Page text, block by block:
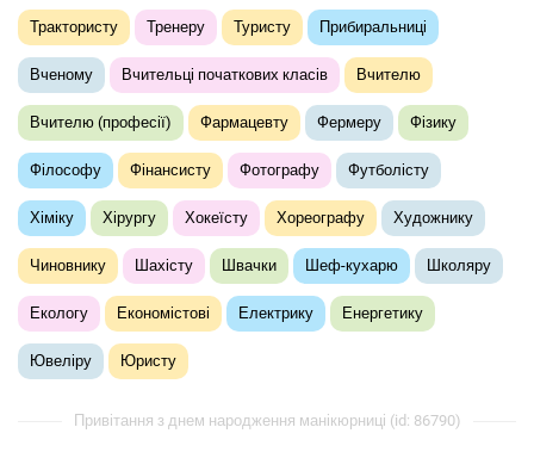
Трактористу Тренеру Туристу Прибиральниці
Вченому Вчительці початкових класів Вчителю
Вчителю (професії) Фармацевту Фермеру Фізику
Філософу Фінансисту Фотографу Футболісту
Хіміку Хірургу Хокеїсту Хореографу Художнику
Чиновнику Шахісту Швачки Шеф-кухарю Школяру
Екологу Економістові Електрику Енергетику
Ювеліру Юристу
Привітання з днем ​​народження манікюрниці (id: 86790)